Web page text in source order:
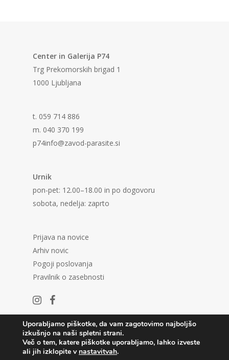
Center in Galerija P74
Trg Prekomorskih brigad 1
1000 Ljubljana
t. 059 714 886
m. 040 370 199
p74info@zavod-parasite.si
Urnik
pon-pet: 12.00–18.00 in po dogovoru
sobota, nedelja: zaprto
Prijava na novice
Arhiv novic
Pogoji poslovanja
Pravilnik o zasebnosti
Uporabljamo piškotke, da vam zagotovimo najboljšo
izkušnjo na naši spletni strani.
Več o tem, katere piškotke uporabljamo, lahko izveste
ali jih izklopite v nastavitvah.